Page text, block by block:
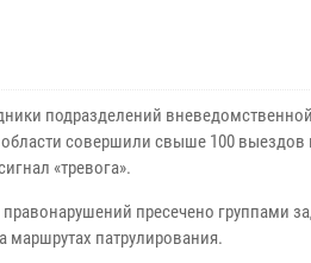
подразделений
совершили свыше 100
«тревога».
пресечено группами
патрулирования.